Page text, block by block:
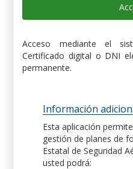
Acceso mediante el
Certificado digital o DNI
permanente.
Información
Esta aplicación
gestión de planes de
Estatal de Seguridad
usted podrá: